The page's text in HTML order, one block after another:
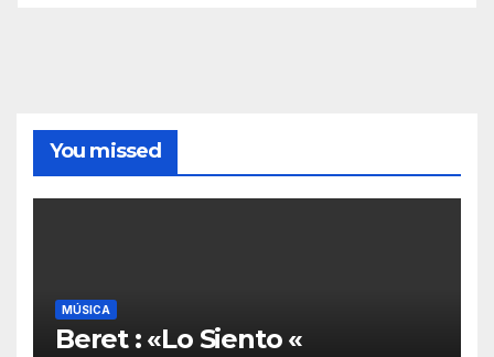
You missed
MÚSICA
Beret : «Lo Siento «